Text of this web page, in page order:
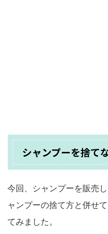
シャンプーを捨て
今回、シャンプーを販売
ャンプーの捨て方と併せ
てみました。